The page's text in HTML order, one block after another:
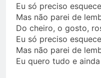
Eu só preciso
Mas não parei de
Do cheiro, o gosto,
Eu só preciso
Mas não parei de
Eu quero tudo e